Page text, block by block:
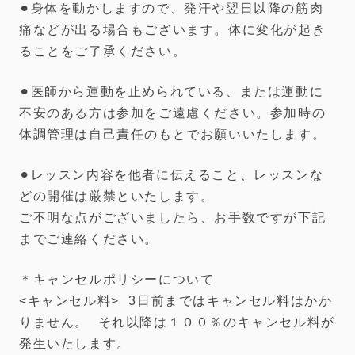
⚫︎身体を動かしますので、発汗や翌日以降の筋肉
痛などが出る場合もございます。体に変化が起き
ることをご了承ください。
⚫︎医師から運動を止められている、または運動に
不安のある方は参加をご遠慮ください。参加時の
体調管理は自己責任のもとでお願いいたします。
⚫︎レッスン内容を他者に伝えること、レッスンな
どの開催は厳禁といたします。
ご不明な点がございましたら、お手数ですが下記
までご連絡ください。
＊キャンセルポリシーについて
<キャンセル料> 3日前まではキャンセル料はかか
りません。 それ以降は１００％のキャンセル料が
発生いたします。